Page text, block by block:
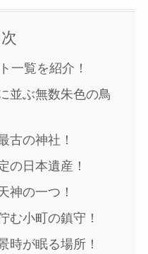
一覧を紹介！
並ぶ無数朱色の鳥
の神社！
日本遺産！
の一つ！
小町の鎮守！
が眠る場所！